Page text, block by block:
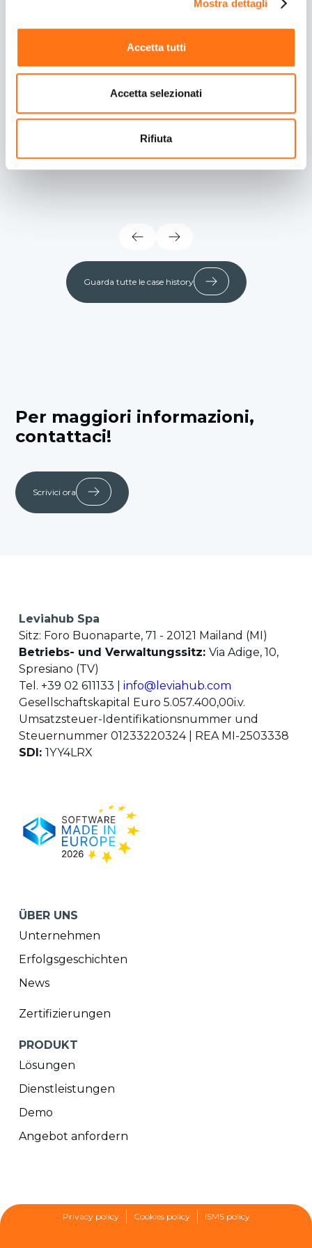
Mostra dettagli
Accetta tutti
Accetta selezionati
Rifiuta
Digitalizzare i processi di spedizione e logistica
con le Soluzioni di Leviahub: così, Becosped
importanti paesi europei e in tutto il mondo.
È la storia di crescita di Becosped.
Erfahren Sie mehr
Guarda tutte le case history
Per maggiori informazioni,
contattaci!
Scrivici ora
Leviahub Spa
Sitz: Foro Buonaparte, 71 - 20121 Mailand (MI)
Betriebs- und Verwaltungssitz:Via Adige, 10,
Spresiano (TV)
Tel. +39 02 611133 |info@leviahub.com
Gesellschaftskapital Euro 5.057.400,00i.v.
Umsatzsteuer-Identifikationsnummer und
Steuernummer 01233220324 | REA MI-2503338
SDI:1YY4LRX
ÜBER UNS
Unternehmen
Erfolgsgeschichten
News
Zertifizierungen
PRODUKT
Lösungen
Dienstleistungen
Demo
Angebot anfordern
Privacy policy Cookies policy ISMS policy